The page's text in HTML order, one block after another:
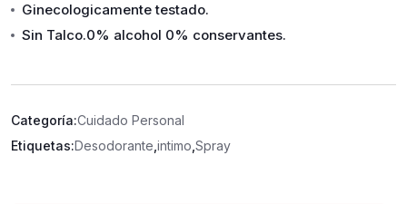
Ginecologicamente testado.
Sin Talco.0% alcohol 0% conservantes.
Categoría:Cuidado Personal
Etiquetas:Desodorante intimo Spray